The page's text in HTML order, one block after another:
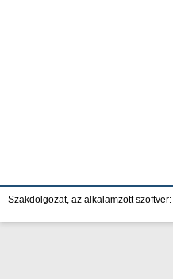
Szakdolgozat, az alkalamzott szoftver: